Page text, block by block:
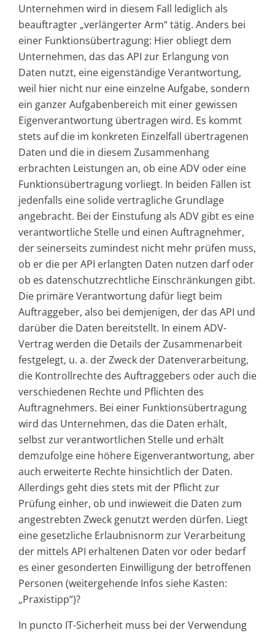
Unternehmen wird in diesem Fall lediglich als
beauftragter „verlängerter Arm“ tätig. Anders bei
einer Funktionsübertragung: Hier obliegt dem
Unternehmen, das das API zur Erlangung von
Daten nutzt, eine eigenständige Verantwortung,
weil hier nicht nur eine einzelne Aufgabe, sondern
ein ganzer Aufgabenbereich mit einer gewissen
Eigenverantwortung übertragen wird. Es kommt
stets auf die im konkreten Einzelfall übertragenen
Daten und die in diesem Zusammenhang
erbrachten Leistungen an, ob eine ADV oder eine
Funktionsübertragung vorliegt. In beiden Fällen ist
jedenfalls eine solide vertragliche Grundlage
angebracht. Bei der Einstufung als ADV gibt es eine
verantwortliche Stelle und einen Auftragnehmer,
der seinerseits zumindest nicht mehr prüfen muss,
ob er die per API erlangten Daten nutzen darf oder
ob es datenschutzrechtliche Einschränkungen gibt.
Die primäre Verantwortung dafür liegt beim
Auftraggeber, also bei demjenigen, der das API und
darüber die Daten bereitstellt. In einem ADV-
Vertrag werden die Details der Zusammenarbeit
festgelegt, u. a. der Zweck der Datenverarbeitung,
die Kontrollrechte des Auftraggebers oder auch die
verschiedenen Rechte und Pflichten des
Auftragnehmers. Bei einer Funktionsübertragung
wird das Unternehmen, das die Daten erhält,
selbst zur verantwortlichen Stelle und erhält
demzufolge eine höhere Eigenverantwortung, aber
auch erweiterte Rechte hinsichtlich der Daten.
Allerdings geht dies stets mit der Pflicht zur
Prüfung einher, ob und inwieweit die Daten zum
angestrebten Zweck genutzt werden dürfen. Liegt
eine gesetzliche Erlaubnisnorm zur Verarbeitung
der mittels API erhaltenen Daten vor oder bedarf
es einer gesonderten Einwilligung der betroffenen
Personen (weitergehende Infos siehe Kasten:
„Praxistipp“)?
In puncto IT-Sicherheit muss bei der Verwendung